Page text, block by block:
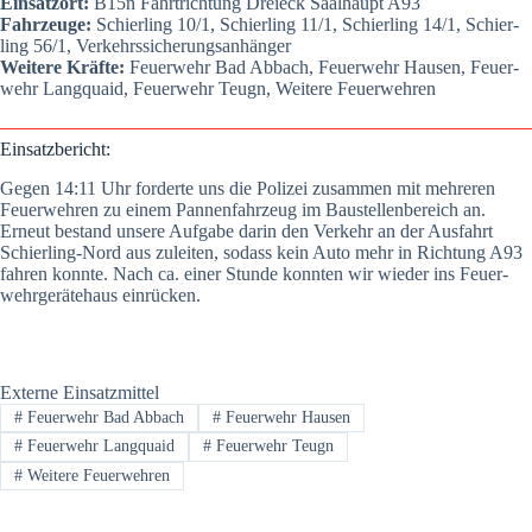
Fahr­zeu­ge: Schier­ling 10/1, Schier­ling 11/1, Schier­ling 14/1, Schier­
ling 56/1, Ver­kehrs­si­che­rungs­an­hän­ger
Wei­te­re Kräf­te: Feu­er­wehr Bad Abbach, Feu­er­wehr Hau­sen, Feu­er­
wehr Lang­quaid, Feu­er­wehr Teugn, Wei­te­re Feu­er­weh­ren
Ein­satz­be­richt:
Gegen 14:11 Uhr for­der­te uns die Poli­zei zusam­men mit meh­re­ren
Feu­er­weh­ren zu einem Pan­nen­fahr­zeug im Bau­stel­len­be­reich an.
Erneut bestand unse­re Auf­ga­be dar­in den Ver­kehr an der Aus­fahrt
Schier­ling-Nord aus zulei­ten, sodass kein Auto mehr in Rich­tung A93
fah­ren konn­te. Nach ca. einer Stun­de konn­ten wir wie­der ins Feu­er­
wehr­ge­rä­te­haus ein­rü­cken.
Externe Einsatzmittel
#Feuerwehr Bad Abbach #Feuerwehr Hausen
#Feuerwehr Langquaid #Feuerwehr Teugn
#Weitere Feuerwehren